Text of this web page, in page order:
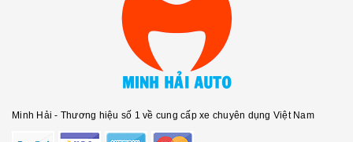
Minh Hải - Thương hiệu số 1 về cung cấp xe chuyên dụng Việt Nam